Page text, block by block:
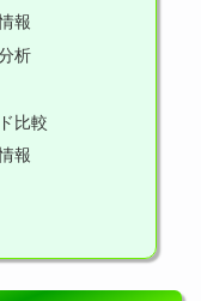
報
析
比較
報